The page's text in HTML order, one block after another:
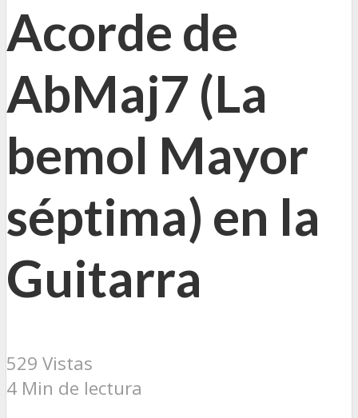
Acorde de
AbMaj7 (La
bemol Mayor
séptima) en la
Guitarra
529 Vistas
4 Min de lectura